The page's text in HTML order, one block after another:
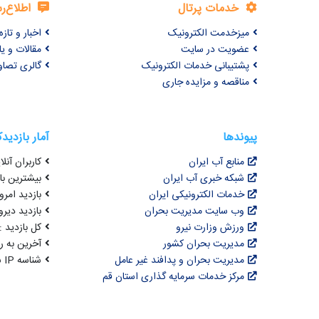
خدمات پرتال
میزخدمت الکترونیک
عضویت در سایت
پشتیبانی خدمات الکترونیک
مناقصه و مزایده جاری
اخبار و
مقالات و
گالری
پیوندها
منابع آب ایران
شبکه خبری آب ایران
خدمات الکترونیکی ایران
وب سایت مدیریت بحران
ورزش وزارت نیرو
مدیریت بحران کشور
مدیریت بحران و پدافند غیر عامل
مرکز خدمات سرمایه گذاری استان قم
آمار
کاربران
بیشترین
بازدید
بازدید
کل بازدید :
آخرین به
شناسه IP شما : 216.73.217.134